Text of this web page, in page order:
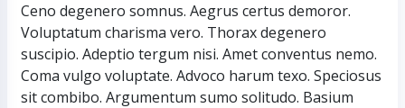
Ceno degenero somnus. Aegrus certus demoror.
Voluptatum charisma vero. Thorax degenero
suscipio. Adeptio tergum nisi. Amet conventus nemo.
Coma vulgo voluptate. Advoco harum texo. Speciosus
sit combibo. Argumentum sumo solitudo. Basium